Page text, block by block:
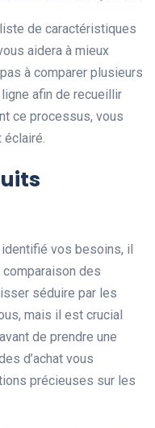
de caractéristiques
aidera à mieux
à comparer plusieurs
afin de recueillir
ce processus, vous
éclairé.
vos besoins, il
des
séduire par les
mais il est crucial
de prendre une
d’achat vous
précieuses sur les